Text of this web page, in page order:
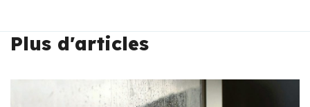
Plus d'articles